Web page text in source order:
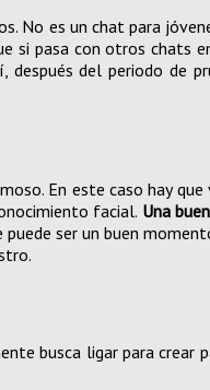
No es un chat para
si pasa con otros chats
del periodo de
En este caso hay
facial. Una
ser un buen
busca ligar para crear